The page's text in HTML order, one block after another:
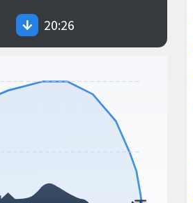
20:26